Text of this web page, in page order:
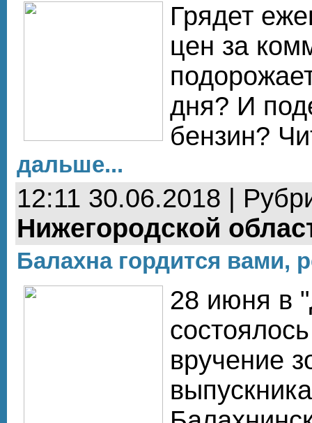
Грядет
цен за
дня? И
бензин?
дальше...
12:11 30.06.2018 |
Нижегородской
Балахна гордится вами,
28 июня в
вручение